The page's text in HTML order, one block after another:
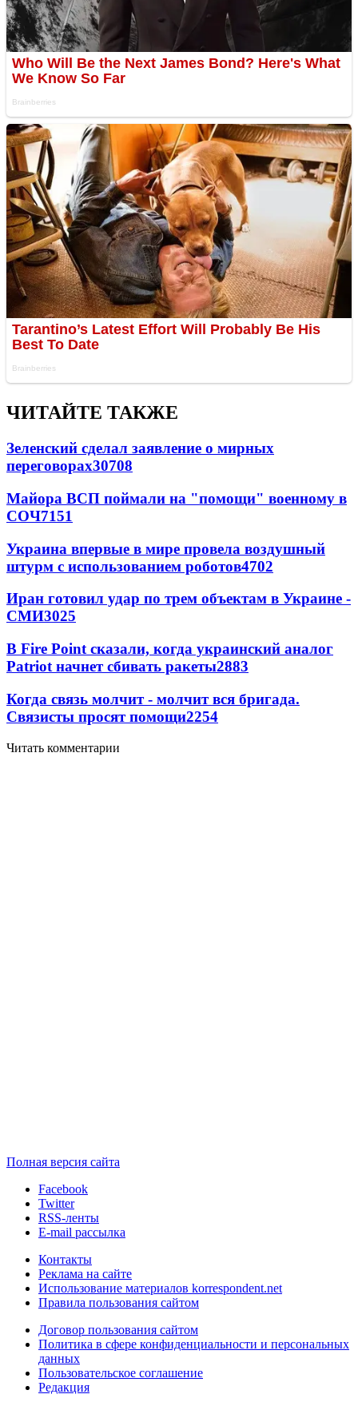
ЧИТАЙТЕ ТАКЖЕ
Зеленский сделал заявление о мирных
переговорах30708
Майора ВСП поймали на "помощи" военному в
СОЧ7151
Украина впервые в мире провела воздушный
штурм с использованием роботов4702
Иран готовил удар по трем объектам в Украине -
СМИ3025
В Fire Point сказали, когда украинский аналог
Patriot начнет сбивать ракеты2883
Когда связь молчит - молчит вся бригада.
Связисты просят помощи2254
Читать комментарии
Полная версия сайта
Facebook
Twitter
RSS-ленты
E-mail рассылка
Контакты
Реклама на сайте
Использование материалов korrespondent.net
Правила пользования сайтом
Договор пользования сайтом
Политика в сфере конфиденциальности и персональных
данных
Пользовательское соглашение
Редакция